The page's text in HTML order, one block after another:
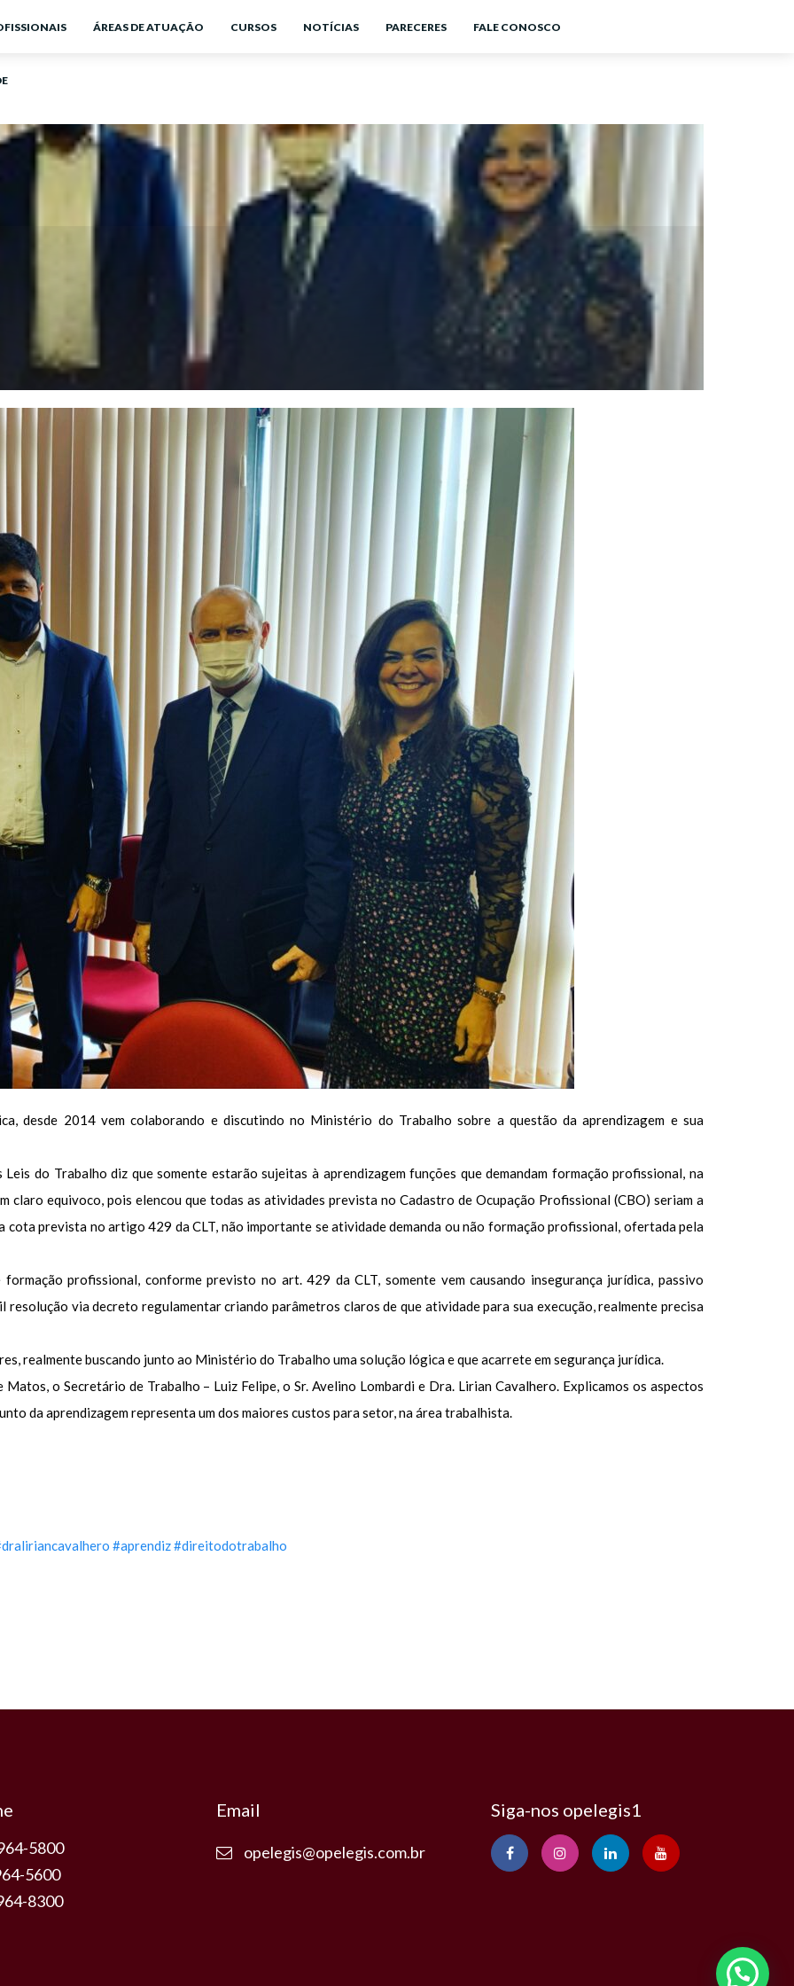
ÁREAS DE ATUAÇÃO CURSOS NOTÍCIAS PARECERES FALE CONOSCO
desde 2014 vem colaborando e discutindo no Ministério do Trabalho sobre a questão da aprendizagem e sua
do Trabalho diz que somente estarão sujeitas à aprendizagem funções que demandam formação profissional, na
equivoco, pois elencou que todas as atividades prevista no Cadastro de Ocupação Profissional (CBO) seriam a
cota prevista no artigo 429 da CLT, não importante se atividade demanda ou não formação profissional, ofertada pela
profissional, conforme previsto no art. 429 da CLT, somente vem causando insegurança jurídica, passivo
via decreto regulamentar criando parâmetros claros de que atividade para sua execução, realmente precisa
realmente buscando junto ao Ministério do Trabalho uma solução lógica e que acarrete em segurança jurídica.
o Secretário de Trabalho – Luiz Felipe, o Sr. Avelino Lombardi e Dra. Lirian Cavalhero. Explicamos os aspectos
da aprendizagem representa um dos maiores custos para setor, na área trabalhista.
#aprendiz#direitodotrabalho
5800
5600
8300
Email
opelegis@opelegis.com.br
Siga-nos opelegis1